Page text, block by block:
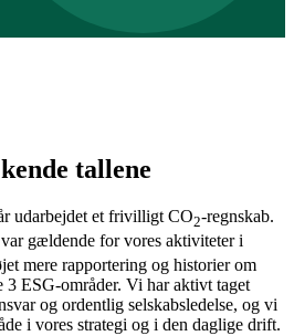
tallene
udarbejdet et frivilligt CO2-regnskab.
gældende for vores aktiviteter i
mere rapportering og historier om
ESG-områder. Vi har aktivt taget
og ordentlig selskabsledelse, og vi
i vores strategi og i den daglige drift.